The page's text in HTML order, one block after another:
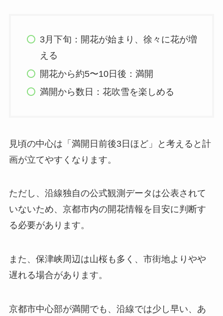
3月下旬：開花が始まり、徐々に花が増
える
開花から約5〜10日後：満開
満開から数日：花吹雪を楽しめる
見頃の中心は「満開日前後3日ほど」と考えると計
画が立てやすくなります。
ただし、沿線独自の公式観測データは公表されて
いないため、京都市内の開花情報を目安に判断す
る必要があります。
また、保津峡周辺は山桜も多く、市街地よりやや
遅れる場合があります。
京都市中心部が満開でも、沿線では少し早い、あ